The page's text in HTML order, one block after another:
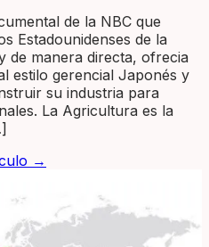
de la NBC que
Estadounidenses de la
de manera directa, ofrecia
estilo gerencial Japonés y
su industria para
La Agricultura es la
→